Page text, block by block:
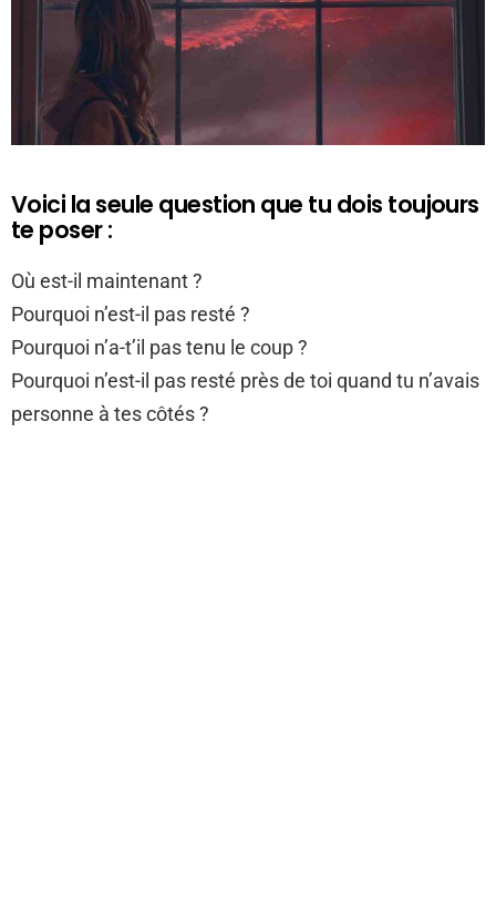
Voici la seule question que tu dois toujours
te poser :
Où est-il maintenant ?
Pourquoi n’est-il pas resté ?
Pourquoi n’a-t’il pas tenu le coup ?
Pourquoi n’est-il pas resté près de toi quand tu n’avais
personne à tes côtés ?